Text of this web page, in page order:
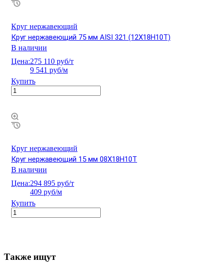
Круг нержавеющий
Круг нержавеющий 75 мм AISI 321 (12Х18Н10Т)
В наличии
Цена:275 110 руб/т
9 541 руб/м
Купить
Круг нержавеющий
Круг нержавеющий 15 мм 08Х18Н10Т
В наличии
Цена:294 895 руб/т
409 руб/м
Купить
Также ищут